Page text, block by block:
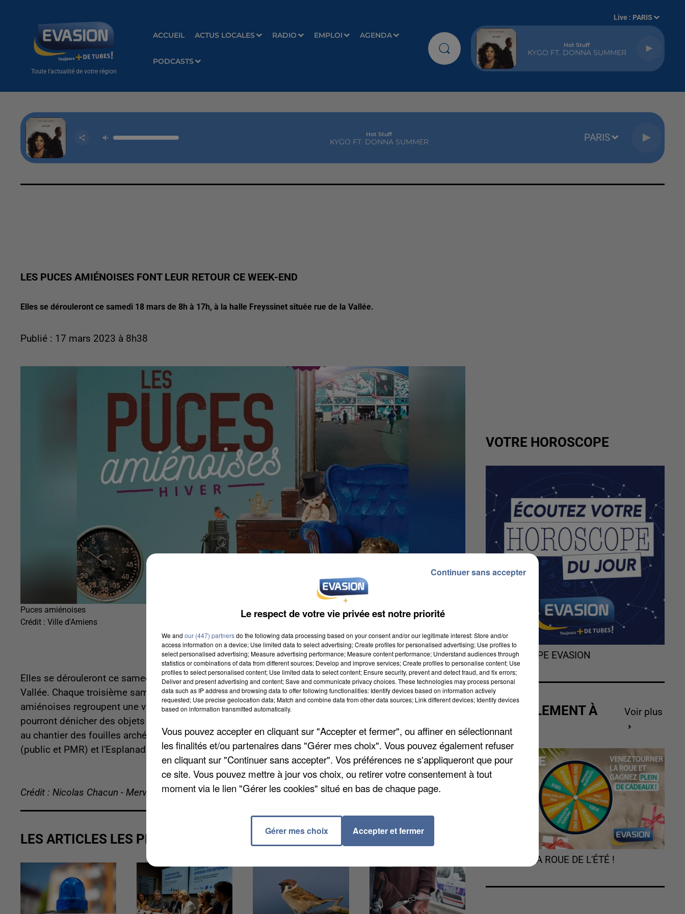
Toute l'actualité de votre région
ACCUEIL ACTUS LOCALES RADIO EMPLOI AGENDA
PODCASTS
Live : PARIS
Hot Stuff
KYGO FT. DONNA SUMMER
Hot Stuff
KYGO FT. DONNA SUMMER PARIS
LES PUCES AMIÉNOISES FONT LEUR RETOUR CE WEEK-END
Elles se dérouleront ce samedi 18 mars de 8h à 17h, à la halle Freyssinet située rue de la Vallée.
Publié : 17 mars 2023 à 8h38
Puces amiénoises
Crédit : Ville d'Amiens
Elles se dérouleront ce samedi 18 mars de 8h à 17h, à la halle Freyssinet située rue de la
Vallée. Chaque troisième samedi du mois de novembre à mars pour l'édition d'hiver, les Puces
amiénoises regroupent une vingtaine d'exposants professionnels. Curieux et habitués des brocantes
pourront dénicher des objets au bon prix, et pourquoi pas tomber sur un coup de cœur. Notez que suite
au chantier des fouilles archéologiques, les accès piétons et véhicules se feront depuis la rue Dejean
(public et PMR) et l'Esplanade P. Tellier.
Crédit : Nicolas Chacun - Merveilles Bavuidinsi
LES ARTICLES LES PLUS VUS
VOTRE HOROSCOPE
L'HOROSCOPE EVASION
ACTUELLEMENT À
GAGNER
Voir plus
TOURNEZ LA ROUE DE L'ÉTÉ !
Le respect de votre vie privée est notre priorité
We and our (447) partnersdo the following data processing based on your consent and/or our legitimate interest: Store and/or
access information on a device; Use limited data to select advertising; Create profiles for personalised advertising; Use profiles to
select personalised advertising; Measure advertising performance; Measure content performance; Understand audiences through
statistics or combinations of data from different sources; Develop and improve services; Create profiles to personalise content; Use
profiles to select personalised content; Use limited data to select content; Ensure security, prevent and detect fraud, and fix errors;
Deliver and present advertising and content; Save and communicate privacy choices. These technologies may process personal
data such as IP address and browsing data to offer following functionalities: Identify devices based on information actively
requested; Use precise geolocation data; Match and combine data from other data sources; Link different devices; Identify devices
based on information transmitted automatically.
Vous pouvez accepter en cliquant sur "Accepter et fermer", ou affiner en sélectionnant
les finalités et/ou partenaires dans "Gérer mes choix". Vous pouvez également refuser
en cliquant sur "Continuer sans accepter". Vos préférences ne s'appliqueront que pour
ce site. Vous pouvez mettre à jour vos choix, ou retirer votre consentement à tout
moment via le lien "Gérer les cookies" situé en bas de chaque page.
Gérer mes choix Accepter et fermer
Continuer sans accepter